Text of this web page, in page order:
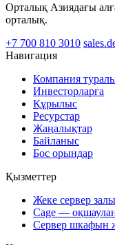
Орталық Азиядағы
орталық.
+7 700 810 3010
Навигация
Компания
Инвесторларға
Құрылыс
Ресурстар
Жаңалықтар
Байланыс
Бос орындар
Қызметтер
Жеке сервер залы
Cage —
Сервер шкафын